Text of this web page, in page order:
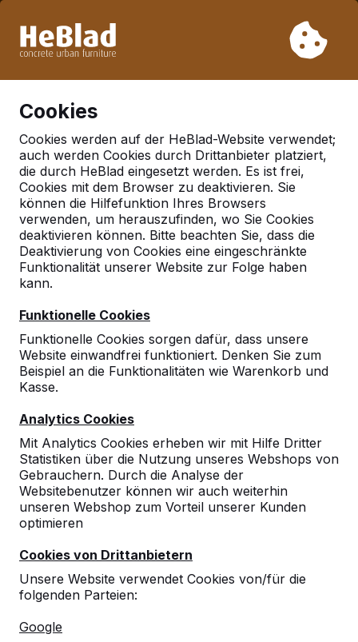
Woche 33 nicht. Bitte berücksichtigen Sie daher längere
Cookies
Cookies werden auf der HeBlad-Website verwendet;
auch werden Cookies durch Drittanbieter platziert,
die durch HeBlad eingesetzt werden. Es ist frei,
Cookies mit dem Browser zu deaktivieren. Sie
können die Hilfefunktion Ihres Browsers
verwenden, um herauszufinden, wo Sie Cookies
deaktivieren können. Bitte beachten Sie, dass die
Deaktivierung von Cookies eine eingeschränkte
Funktionalität unserer Website zur Folge haben
kann.
Funktionelle Cookies
Funktionelle Cookies sorgen dafür, dass unsere
Website einwandfrei funktioniert. Denken Sie zum
Beispiel an die Funktionalitäten wie Warenkorb und
Kasse.
Analytics Cookies
Mit Analytics Cookies erheben wir mit Hilfe Dritter
Statistiken über die Nutzung unseres Webshops von
Gebrauchern. Durch die Analyse der
Websitebenutzer können wir auch weiterhin
unseren Webshop zum Vorteil unserer Kunden
optimieren
Cookies von Drittanbietern
Unsere Website verwendet Cookies von/für die
folgenden Parteien:
Google
Deutschland
Referenties in:Briesen
10